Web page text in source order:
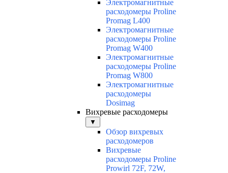
Электромагнитные
расходомеры Proline
Promag L400
Электромагнитные
расходомеры Proline
Promag W400
Электромагнитные
расходомеры Proline
Promag W800
Электромагнитные
расходомеры
Dosimag
Вихревые расходомеры
▼
Обзор вихревых
расходомеров
Вихревые
расходомеры Proline
Prowirl 72F, 72W,